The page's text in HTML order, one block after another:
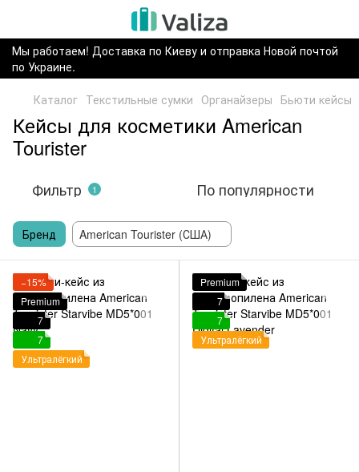
Мы работаем! Доставка по Киеву и отправка Новой почтой
по Украине.
Каталог Текстильные сумки Органайзеры Бьюти кейсы
Кейсы для косметики American
Tourister
Фильтр 1 По популярности
Бренд American Tourister (США)
−15%
Premium
7
7
Ультралёгкий
Premium
7
7
Ультралёгкий